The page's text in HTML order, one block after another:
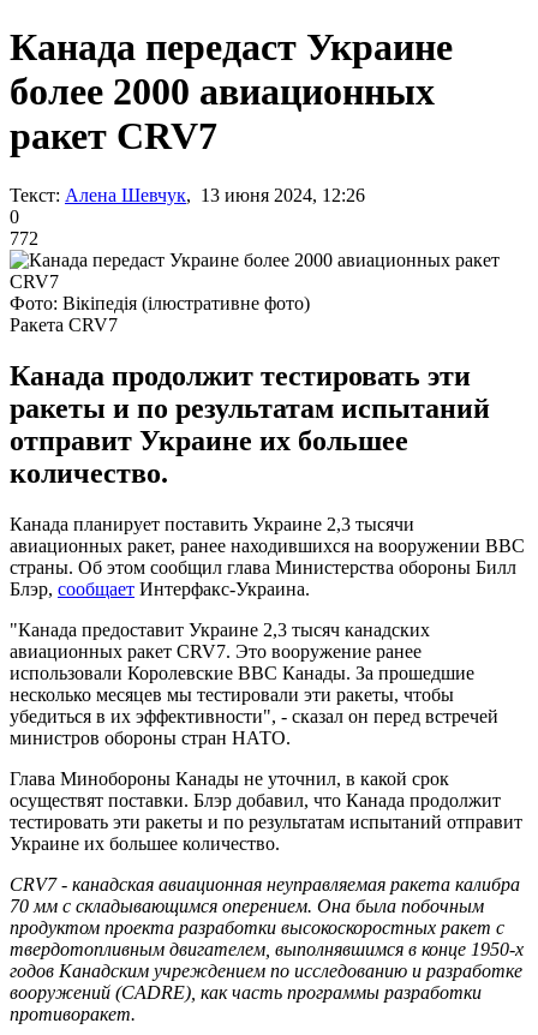
Канада передаст Украине
более 2000 авиационных
ракет CRV7
Текст: Алена Шевчук, 13 июня 2024, 12:26
0
772
Фото: Вікіпедія (ілюстративне фото)
Ракета CRV7
Канада продолжит тестировать эти
ракеты и по результатам испытаний
отправит Украине их большее
количество.
Канада планирует поставить Украине 2,3 тысячи
авиационных ракет, ранее находившихся на вооружении ВВС
страны. Об этом сообщил глава Министерства обороны Билл
Блэр, сообщает Интерфакс-Украина.
"Канада предоставит Украине 2,3 тысяч канадских
авиационных ракет CRV7. Это вооружение ранее
использовали Королевские ВВС Канады. За прошедшие
несколько месяцев мы тестировали эти ракеты, чтобы
убедиться в их эффективности", - сказал он перед встречей
министров обороны стран НАТО.
Глава Минобороны Канады не уточнил, в какой срок
осуществят поставки. Блэр добавил, что Канада продолжит
тестировать эти ракеты и по результатам испытаний отправит
Украине их большее количество.
CRV7 - канадская авиационная неуправляемая ракета калибра
70 мм с складывающимся оперением. Она была побочным
продуктом проекта разработки высокоскоростных ракет с
твердотопливным двигателем, выполнявшимся в конце 1950-х
годов Канадским учреждением по исследованию и разработке
вооружений (CADRE), как часть программы разработки
противоракет.